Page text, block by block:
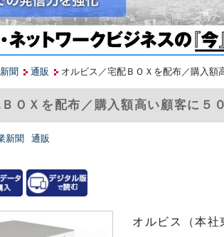
聞 通販 オルビス／宅配ＢＯＸを配布／購入額
ＯＸを配布／購入額高い顧客に５
新聞 通販
オルビス（本社